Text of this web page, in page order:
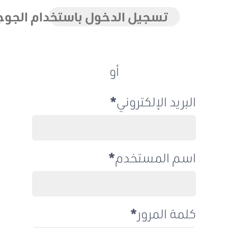
تسجيل الدخول باستخدام الجوجل
البريد الإلكتروني
اسم المستخدم
كلمة المرور